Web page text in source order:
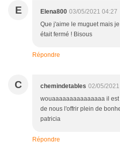
E Elena800 03/05/2021 04:27
Que j'aime le muguet mais
était fermé ! Bisous
Répondre
C chemindetables 02/05/
wouaaaaaaaaaaaaaaa il
de nous l'offrir plein de
patricia
Répondre